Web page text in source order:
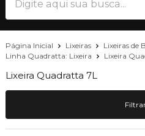
Página Inicial Lixeiras
Lixeiras de
Linha Quadratta: Lixeira
Lixeira
Lixeira Quadratta 7L